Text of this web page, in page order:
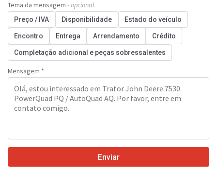
Tema da mensagem - opcional
Preço / IVA Disponibilidade Estado do veículo
Encontro Entrega Arrendamento Crédito
Completação adicional e peças sobressalentes
Mensagem *
Enviar